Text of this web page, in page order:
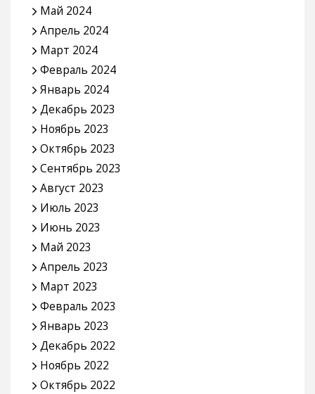
Май 2024
Апрель 2024
Март 2024
Февраль 2024
Январь 2024
Декабрь 2023
Ноябрь 2023
Октябрь 2023
Сентябрь 2023
Август 2023
Июль 2023
Июнь 2023
Май 2023
Апрель 2023
Март 2023
Февраль 2023
Январь 2023
Декабрь 2022
Ноябрь 2022
Октябрь 2022